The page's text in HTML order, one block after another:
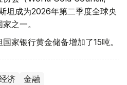
坦成为2026年第二季度全球央
之一。
家银行黄金储备增加了15吨。
济 金融